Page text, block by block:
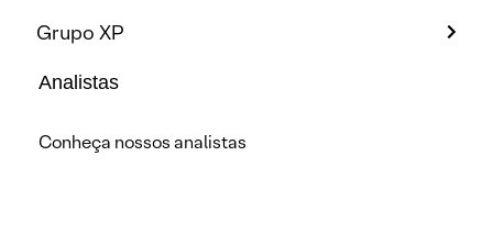
Grupo XP
Analistas
Conheça nossos analistas